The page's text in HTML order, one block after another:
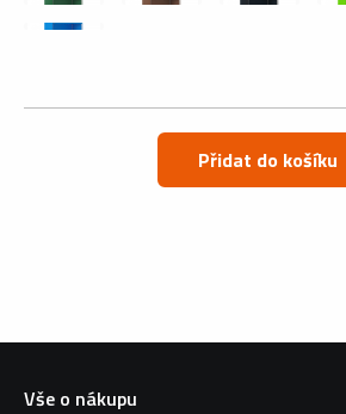
Přidat do košíku
Vše o nákupu